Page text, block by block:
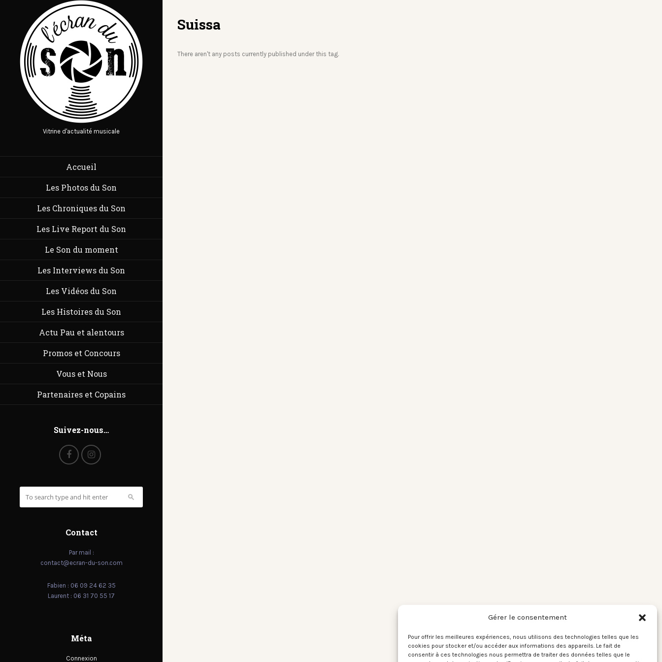
Gérer le consentement
Pour offrir les meilleures expériences, nous utilisons des technologies telles que les
cookies pour stocker et/ou accéder aux informations des appareils. Le fait de
consentir à ces technologies nous permettra de traiter des données telles que le
Vitrine d'actualité musicale
Accueil
Les Photos du Son
Les Chroniques du Son
Les Live Report du Son
Le Son du moment
Les Interviews du Son
Les Vidéos du Son
Les Histoires du Son
Actu Pau et alentours
Promos et Concours
Vous et Nous
Partenaires et Copains
Suivez-nous…
Contact
Par mail :
contact@ecran-du-son.com
Fabien : 06 09 24 62 35
Laurent : 06 31 70 55 17
Méta
Connexion
Suissa
There aren't any posts currently published under this tag.